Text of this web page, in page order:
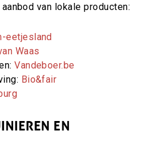
van lokale producten:
eetjesland
Waas
Vandeboer.be
Bio&fair
EN